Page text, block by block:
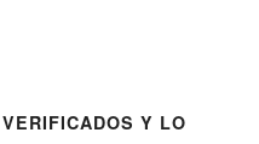
Y LO